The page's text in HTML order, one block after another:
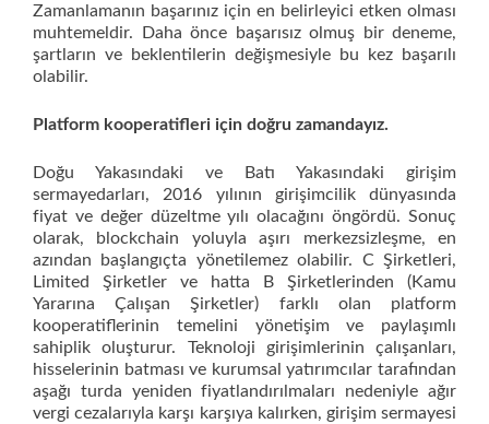
Zamanlamanın başarınız için en belirleyici etken olması
muhtemeldir. Daha önce başarısız olmuş bir deneme,
şartların ve beklentilerin değişmesiyle bu kez başarılı
olabilir.
Platform kooperatifleri için doğru zamandayız.
Doğu Yakasındaki ve Batı Yakasındaki girişim
sermayedarları, 2016 yılının girişimcilik dünyasında
fiyat ve değer düzeltme yılı olacağını öngördü. Sonuç
olarak, blockchain yoluyla aşırı merkezsizleşme, en
azından başlangıçta yönetilemez olabilir. C Şirketleri,
Limited Şirketler ve hatta B Şirketlerinden (Kamu
Yararına Çalışan Şirketler) farklı olan platform
kooperatiflerinin temelini yönetişim ve paylaşımlı
sahiplik oluşturur. Teknoloji girişimlerinin çalışanları,
hisselerinin batması ve kurumsal yatırımcılar tarafından
aşağı turda yeniden fiyatlandırılmaları nedeniyle ağır
vergi cezalarıyla karşı karşıya kalırken, girişim sermayesi